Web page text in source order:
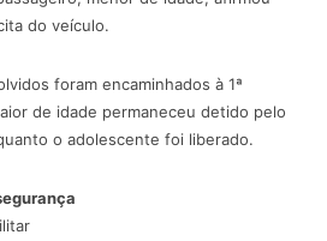
do veículo.
foram encaminhados à 1ª
de idade permaneceu detido pelo
o adolescente foi liberado.